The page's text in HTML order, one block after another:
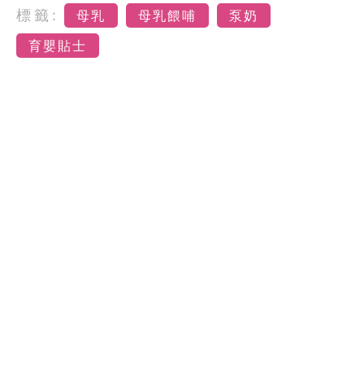
標籤: 母乳 母乳餵哺
泵奶
育嬰貼士